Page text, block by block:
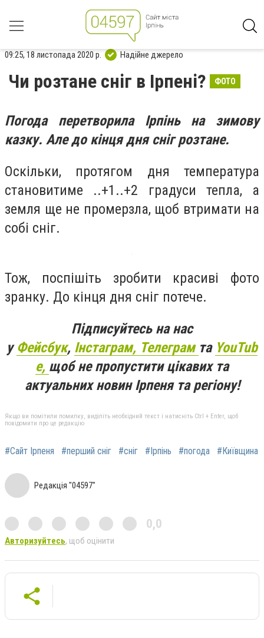
09:25, 18 листопада 2020 р. Надійне джерело
Чи розтане сніг в Ірпені? ФОТО
Погода перетворила Ірпінь на зимову
казку. Але до кінця дня сніг розтане.
Оскільки, протягом дня температура
становитиме ..+1..+2 градуси тепла, а
земля ще не промерзла, щоб втримати на
собі сніг.
Тож, поспішіть зробити красиві фото
зранку. До кінця дня сніг потече.
Підписуйтесь на нас
уФейсбук, Інстаграм, Телеграм та YouTub
e, щоб не пропустити цікавих та
актуальних новин Ірпеня та регіону!
Якщо ви помітили помилку, виділіть необхідний текст і натисніть Ctrl + Enter, щоб
повідомити про це редакцію
#Сайт Ірпеня #перший сніг #сніг #Ірпінь #погода #Київщина
Редакція "04597"
0,0
Авторизуйтесь, щоб оцінити